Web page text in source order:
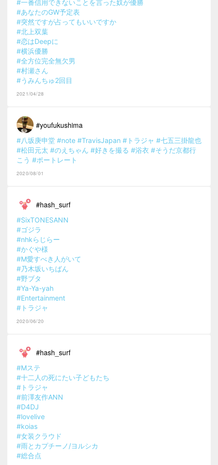
#一番信用できないことを言った奴が優勝
#あなたのGW予定表
#突然ですが占ってもいいですか
#北上双葉
#恋はDeepに
#横浜優勝
#全方位完全無欠男
#村瀬さん
#うみんちゅ2回目
2021/04/28
#youfukushima
#八坂庚申堂 #note #TravisJapan #トラジャ #七五三掛龍也
#松田元太 #のえちゃん #好きを撮る #浴衣 #そうだ京都行
こう #ポートレート
2020/08/01
#hash_surf
#SixTONESANN
#ゴジラ
#nhkらじらー
#かぐや様
#M愛すべき人がいて
#乃木坂いちばん
#野ブタ
#Ya-Ya-yah
#Entertainment
#トラジャ
2020/06/20
#hash_surf
#Mステ
#十二人の死にたい子どもたち
#トラジャ
#前澤友作ANN
#D4DJ
#lovelive
#koias
#女装クラウド
#雨とカプチーノ/ヨルシカ
#総合点